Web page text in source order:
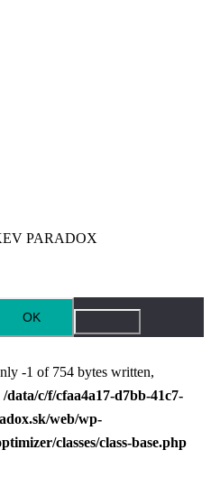
PARADOX
OK
-1 of 754 bytes written,
/data/c/f/cfaa4a17-d7bb-41c7-
web/wp-
classes/class-base.php